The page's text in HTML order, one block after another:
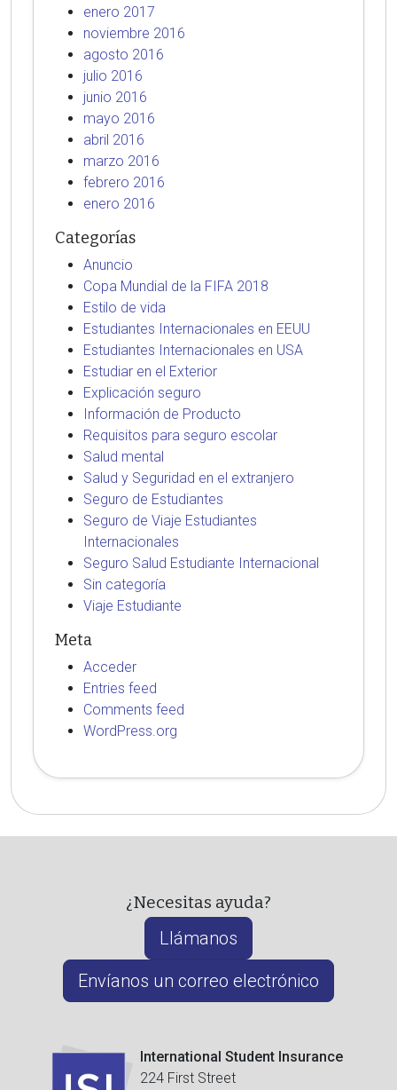
enero 2017
noviembre 2016
agosto 2016
julio 2016
junio 2016
mayo 2016
abril 2016
marzo 2016
febrero 2016
enero 2016
Categorías
Anuncio
Copa Mundial de la FIFA 2018
Estilo de vida
Estudiantes Internacionales en EEUU
Estudiantes Internacionales en USA
Estudiar en el Exterior
Explicación seguro
Información de Producto
Requisitos para seguro escolar
Salud mental
Salud y Seguridad en el extranjero
Seguro de Estudiantes
Seguro de Viaje Estudiantes
Internacionales
Seguro Salud Estudiante Internacional
Sin categoría
Viaje Estudiante
Meta
Acceder
Entries feed
Comments feed
WordPress.org
¿Necesitas ayuda?
Llámanos
Envíanos un correo electrónico
International Student Insurance
224 First Street